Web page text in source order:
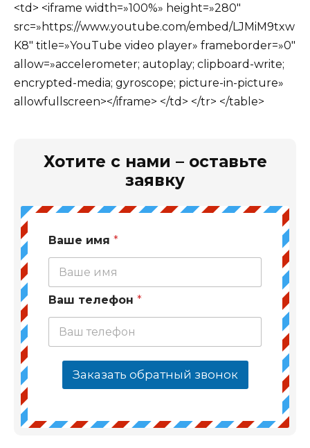
<td> <iframe width=»100%» height=»280″
src=»https://www.youtube.com/embed/LJMiM9txw
K8″ title=»YouTube video player» frameborder=»0″
allow=»accelerometer; autoplay; clipboard-write;
encrypted-media; gyroscope; picture-in-picture»
allowfullscreen></iframe> </td> </tr> </table>
Хотите с нами – оставьте
заявку
Ваше имя *
Ваш телефон *
Заказать обратный звонок